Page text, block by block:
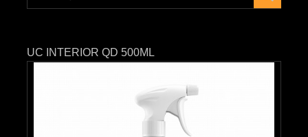
UC INTERIOR QD 500ML